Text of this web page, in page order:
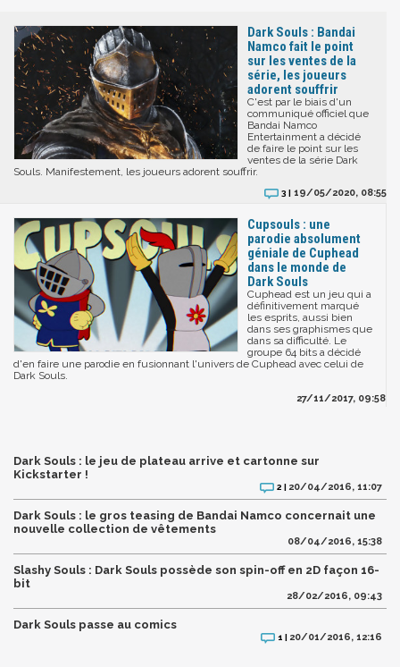
Dark Souls : Bandai
Namco fait le point
sur les ventes de la
série, les joueurs
adorent souffrir
C'est par le biais d'un
communiqué officiel que
Bandai Namco
Entertainment a décidé
de faire le point sur les
ventes de la série Dark
Souls. Manifestement, les joueurs adorent souffrir.
3 | 19/05/2020, 08:55
Cupsouls : une
parodie absolument
géniale de Cuphead
dans le monde de
Dark Souls
Cuphead est un jeu qui a
définitivement marqué
les esprits, aussi bien
dans ses graphismes que
dans sa difficulté. Le
groupe 64 bits a décidé
d'en faire une parodie en fusionnant l'univers de Cuphead avec celui de
Dark Souls.
27/11/2017, 09:58
Dark Souls : le jeu de plateau arrive et cartonne sur
Kickstarter !
2 | 20/04/2016, 11:07
Dark Souls : le gros teasing de Bandai Namco concernait une
nouvelle collection de vêtements
08/04/2016, 15:38
Slashy Souls : Dark Souls possède son spin-off en 2D façon 16-
bit
28/02/2016, 09:43
Dark Souls passe au comics
1 | 20/01/2016, 12:16